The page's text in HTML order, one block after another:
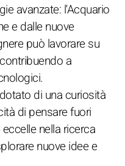
avanzate: l'Acquario
e dalle nuove
può lavorare su
a
di una curiosità
di pensare fuori
nella ricerca
nuove idee e